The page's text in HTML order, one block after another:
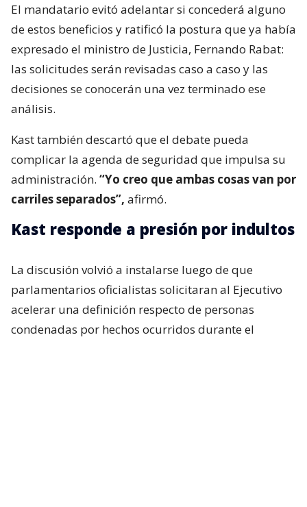
El mandatario evitó adelantar si concederá alguno
de estos beneficios y ratificó la postura que ya había
expresado el ministro de Justicia, Fernando Rabat:
las solicitudes serán revisadas caso a caso y las
decisiones se conocerán una vez terminado ese
análisis.
Kast también descartó que el debate pueda
complicar la agenda de seguridad que impulsa su
administración. “Yo creo que ambas cosas van por
carriles separados”, afirmó.
Kast responde a presión por indultos
La discusión volvió a instalarse luego de que
parlamentarios oficialistas solicitaran al Ejecutivo
acelerar una definición respecto de personas
condenadas por hechos ocurridos durante el